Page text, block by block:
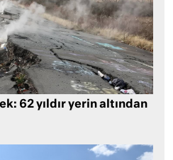
62 yıldır yerin altından